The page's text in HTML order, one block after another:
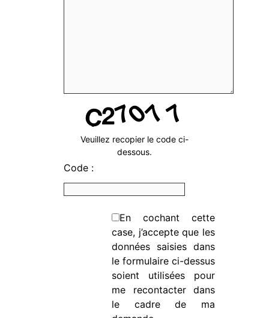
Veuillez recopier le code ci-
dessous.
Code :
En cochant cette
case, j’accepte que les
données saisies dans
le formulaire ci-dessus
soient utilisées pour
me recontacter dans
le cadre de ma